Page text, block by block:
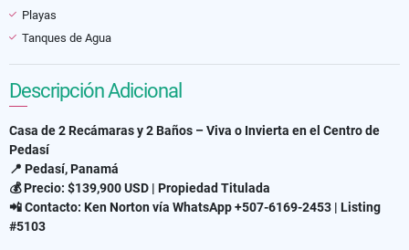
Playas
Tanques de Agua
Descripción Adicional
Casa de 2 Recámaras y 2 Baños – Viva o Invierta en el Centro de
Pedasí
📍 Pedasí, Panamá
💰 Precio: $139,900 USD | Propiedad Titulada
📲 Contacto: Ken Norton vía WhatsApp +507-6169-2453 | Listing
#5103